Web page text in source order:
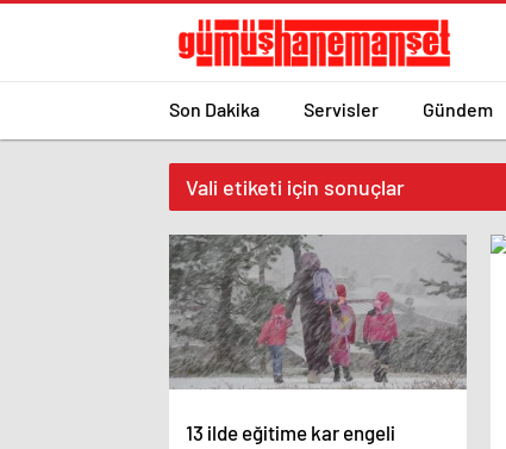
Son Dakika Servisler Gündem
Vali etiketi için sonuçlar
13 ilde eğitime kar engeli